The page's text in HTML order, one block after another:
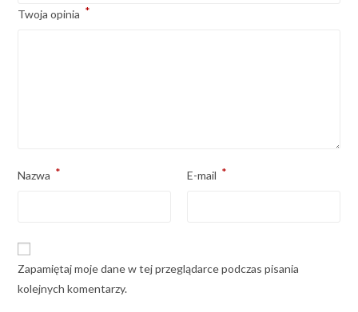
Twoja opinia *
Nazwa * E-mail *
Zapamiętaj moje dane w tej przeglądarce podczas pisania
kolejnych komentarzy.